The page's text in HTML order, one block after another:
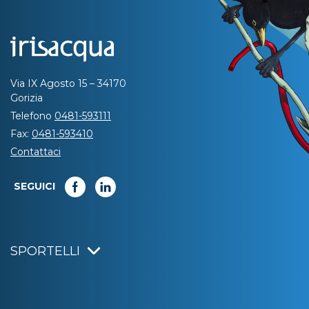
Via IX Agosto 15 – 34170
Gorizia
Telefono 0481-593111
Fax: 0481-593410
Contattaci
SEGUICI
SPORTELLI